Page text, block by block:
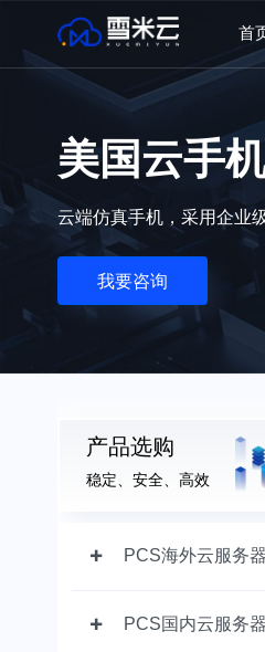
首
美国云手
云端仿真手机，采用企业
我要咨询
产品选购
稳定、安全、高效
PCS海外云服务器
PCS国内云服务器